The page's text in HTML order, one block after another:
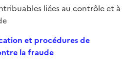
liées au contrôle et à
et procédures de
la fraude